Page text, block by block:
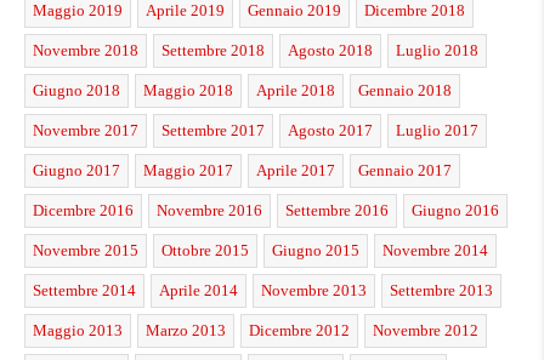
Maggio 2019 Aprile 2019 Gennaio 2019 Dicembre 2018
Novembre 2018 Settembre 2018 Agosto 2018 Luglio 2018
Giugno 2018 Maggio 2018 Aprile 2018 Gennaio 2018
Novembre 2017 Settembre 2017 Agosto 2017 Luglio 2017
Giugno 2017 Maggio 2017 Aprile 2017 Gennaio 2017
Dicembre 2016 Novembre 2016 Settembre 2016 Giugno 2016
Novembre 2015 Ottobre 2015 Giugno 2015 Novembre 2014
Settembre 2014 Aprile 2014 Novembre 2013 Settembre 2013
Maggio 2013 Marzo 2013 Dicembre 2012 Novembre 2012